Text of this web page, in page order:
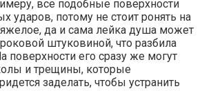
все подобные поверхности
ударов, потому не стоит ронять на
да и сама лейка душа может
штуковиной, что разбила
поверхности его сразу же могут
и трещины, которые
заделать, чтобы устранить